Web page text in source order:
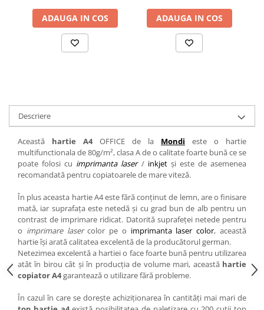
ADAUGA IN COS ADAUGA IN COS
Descriere
Această hartie A4OFFICE de la Mondi
este o hartie
multifunctionala de 80g/m², clasa A de o calitate foarte bună ce se
poate folosi cu imprimanta laser/ inkjet și este de asemenea
recomandată pentru copiatoarele de mare viteză.
În plus aceasta hartie A4 este fără conținut de lemn, are o finisare
mată, iar suprafața este netedă și cu grad bun de alb pentru un
contrast de imprimare ridicat. Datorită suprafeței netede pentru
o imprimare lasercolor pe o imprimanta laser color, această
hartie își arată calitatea excelentă de la producătorul german.
Netezimea excelentă a hartiei o face foarte bună pentru utilizarea
atât în birou cât și în producția de volume mari, această hartie
copiator A4garantează o utilizare fără probleme.
În cazul în care se dorește achiziționarea în cantități mai mari de